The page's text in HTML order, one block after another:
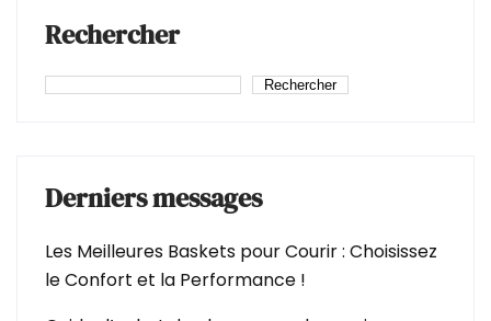
Rechercher
Rechercher
Derniers messages
Les Meilleures Baskets pour Courir : Choisissez
le Confort et la Performance !